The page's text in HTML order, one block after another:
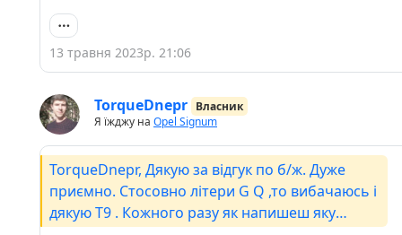
13 травня 2023р. 21:06
TorqueDnepr Власник
Я їжджу на Opel Signum
TorqueDnepr, Дякую за відгук по б/ж. Дуже
приємно. Стосовно літери G Q ,то вибачаюсь і
дякую Т9 . Кожного разу як напишеш яку